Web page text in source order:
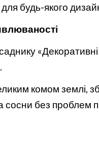
будь-якого
комом землі,
без проблем